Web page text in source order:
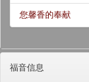
您馨香的奉献
福音信息